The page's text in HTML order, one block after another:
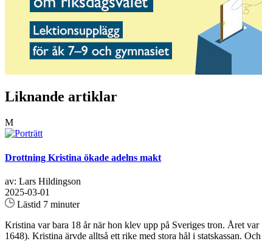
Liknande artiklar
M
Drottning Kristina ökade adelns makt
av: Lars Hildingson
2025-03-01
Lästid 7 minuter
Kristina var bara 18 år när hon klev upp på Sveriges tron. Året
1648). Kristina ärvde alltså ett rike med stora hål i statskassan.